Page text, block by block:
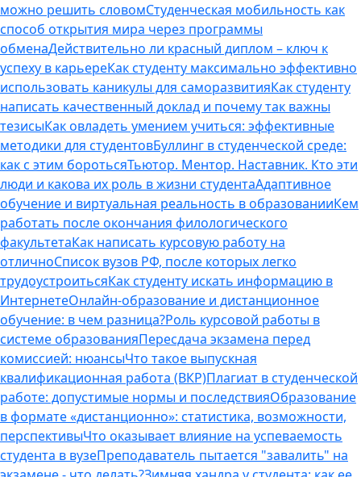
можно решить словомСтуденческая мобильность как
способ открытия мира через программы
обменаДействительно ли красный диплом – ключ к
успеху в карьереКак студенту максимально эффективно
использовать каникулы для саморазвитияКак студенту
написать качественный доклад и почему так важны
тезисыКак овладеть умением учиться: эффективные
методики для студентовБуллинг в студенческой среде:
как с этим боротьсяТьютор. Ментор. Наставник. Кто эти
люди и какова их роль в жизни студентаАдаптивное
обучение и виртуальная реальность в образованииКем
работать после окончания филологического
факультетаКак написать курсовую работу на
отличноСписок вузов РФ, после которых легко
трудоустроитьсяКак студенту искать информацию в
ИнтернетеОнлайн-образование и дистанционное
обучение: в чем разница?Роль курсовой работы в
системе образованияПересдача экзамена перед
комиссией: нюансыЧто такое выпускная
квалификационная работа (ВКР)Плагиат в студенческой
работе: допустимые нормы и последствияОбразование
в формате «дистанционно»: статистика, возможности,
перспективыЧто оказывает влияние на успеваемость
студента в вузеПреподаватель пытается "завалить" на